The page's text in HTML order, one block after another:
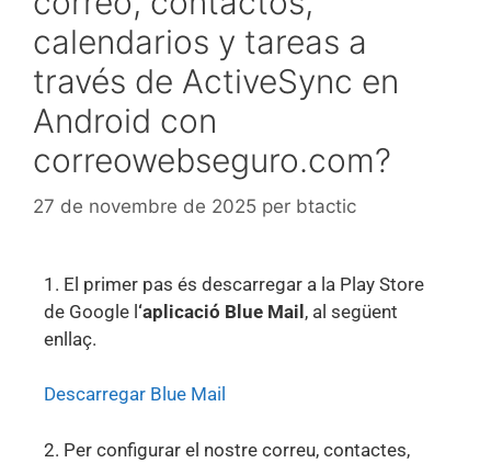
calendarios y tareas a
través de ActiveSync en
Android con
correowebseguro.com?
27 de novembre de 2025 per btactic
1. El primer pas és descarregar a la Play Store
de Google l‘aplicació Blue Mail, al següent
enllaç.
Descarregar Blue Mail
2. Per configurar el nostre correu, contactes,